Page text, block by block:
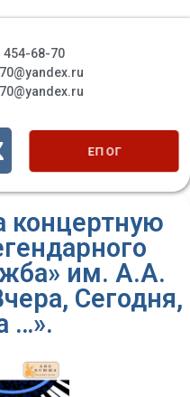
454-68-70
ЕП ОГ
концертную
им. А.А.
Сегодня,
…».